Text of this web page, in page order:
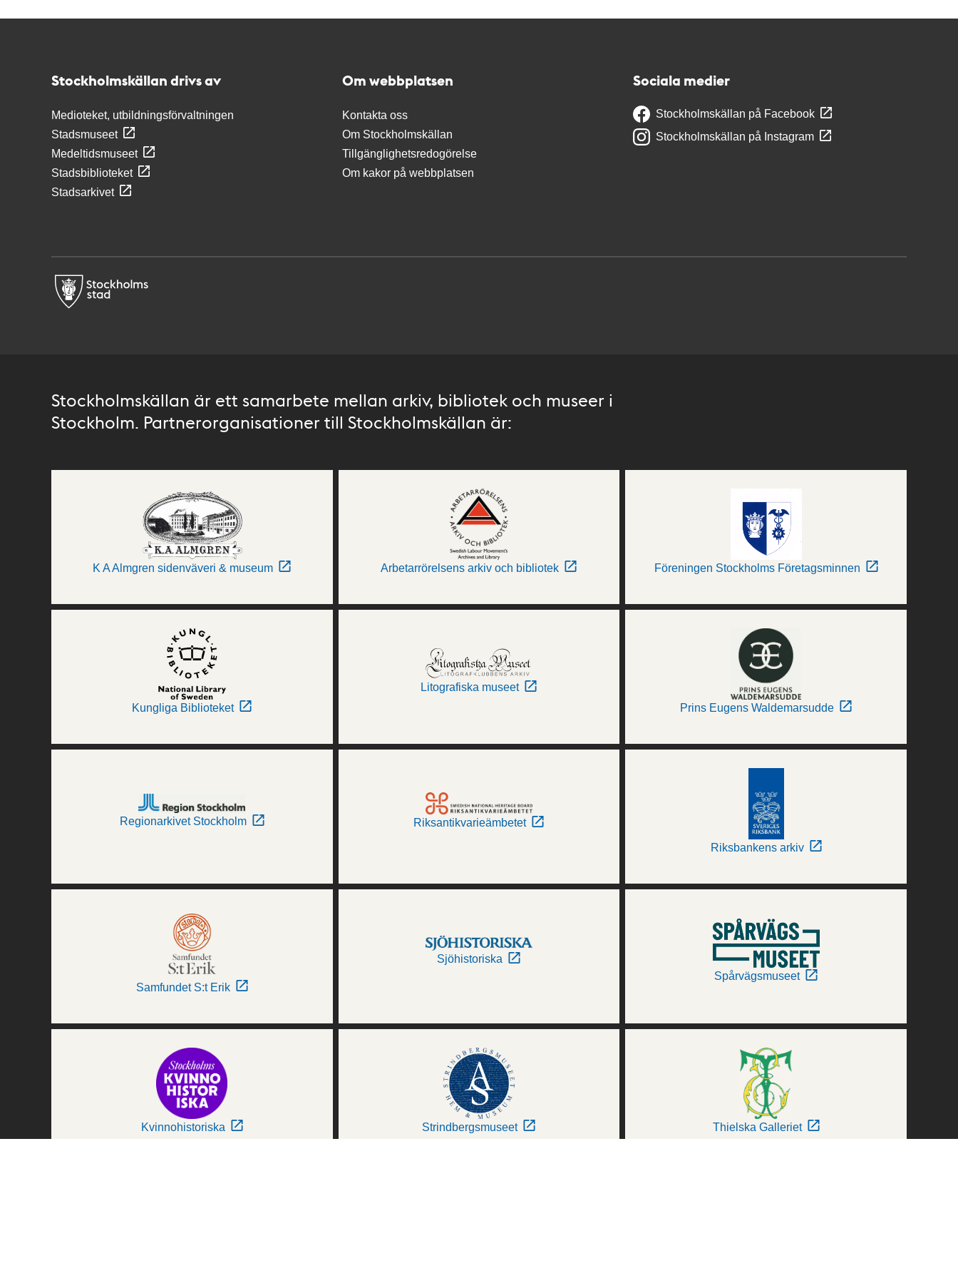
Stockholmskällan drivs av
Medioteket, utbildningsförvaltningen
Stadsmuseet
Medeltidsmuseet
Stadsbiblioteket
Stadsarkivet
Om webbplatsen
Kontakta oss
Om Stockholmskällan
Tillgänglighetsredogörelse
Om kakor på webbplatsen
Sociala medier
Stockholmskällan på Facebook
Stockholmskällan på Instagram
Stockholmskällan är ett samarbete mellan arkiv, bibliotek och museer i
Stockholm. Partnerorganisationer till Stockholmskällan är:
K A Almgren sidenväveri & museum Arbetarrörelsens arkiv och bibliotek Föreningen Stockholms Företagsminnen
Kungliga Biblioteket
Litografiska museet
Prins Eugens Waldemarsudde
Regionarkivet Stockholm Riksantikvarieämbetet
Riksbankens arkiv
Samfundet S:t Erik
Sjöhistoriska
Spårvägsmuseet
Kvinnohistoriska Strindbergsmuseet Thielska Galleriet